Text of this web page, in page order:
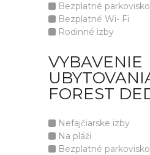
Bezplatné parkovisko
Bezplatné Wi- Fi
Rodinné izby
VYBAVENIE
FOREST
Nefajčiarske izby
Na pláži
Bezplatné parkovisko